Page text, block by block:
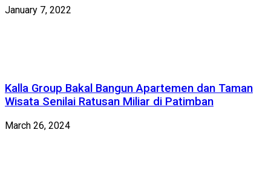
January 7, 2022
Kalla Group Bakal Bangun Apartemen dan Taman
Wisata Senilai Ratusan Miliar di Patimban
March 26, 2024